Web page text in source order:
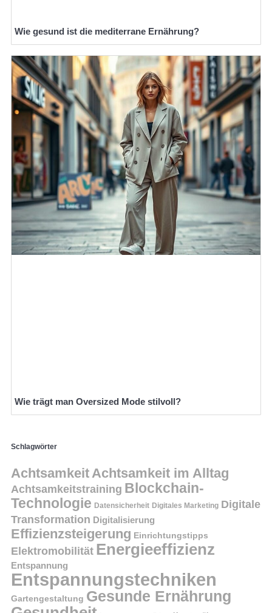
Wie gesund ist die mediterrane Ernährung?
Wie trägt man Oversized Mode stilvoll?
Schlagwörter
AchtsamkeitAchtsamkeit im Alltag
Achtsamkeitstraining Blockchain-
Technologie Datensicherheit Digitales Marketing Digitale
Transformation Digitalisierung
Effizienzsteigerung Einrichtungstipps
Elektromobilität Energieeffizienz
Entspannung
Entspannungstechniken
Gartengestaltung Gesunde Ernährung